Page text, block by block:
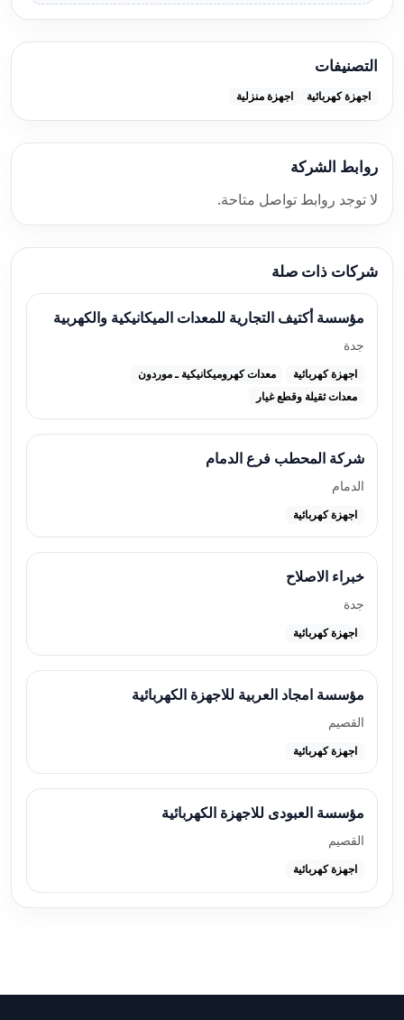
التصنيفات
اجهزة كهربائية اجهزة منزلية
روابط الشركة
لا توجد روابط تواصل متاحة.
شركات ذات صلة
مؤسسة أكتيف التجارية للمعدات الميكانيكية والكهربية
جدة
اجهزة كهربائية
معدات كهروميكانيكية ـ موردون
معدات ثقيلة وقطع غيار
شركة المحطب فرع الدمام
الدمام
اجهزة كهربائية
خبراء الاصلاح
جدة
اجهزة كهربائية
مؤسسة امجاد العربية للاجهزة الكهربائية
القصيم
اجهزة كهربائية
مؤسسة العبودى للاجهزة الكهربائية
القصيم
اجهزة كهربائية